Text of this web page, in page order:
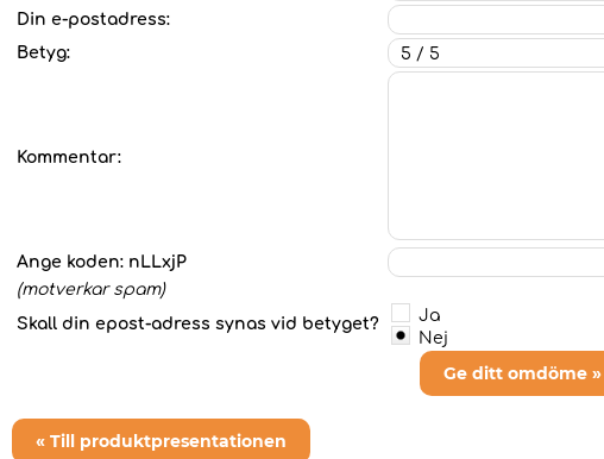
Din e-postadress:
Betyg:
Kommentar:
Ange koden: nLLxjP
(motverkar spam)
Skall din epost-adress synas vid betyget?
Ja
Nej
Ge ditt omdöme »
« Till produktpresentationen